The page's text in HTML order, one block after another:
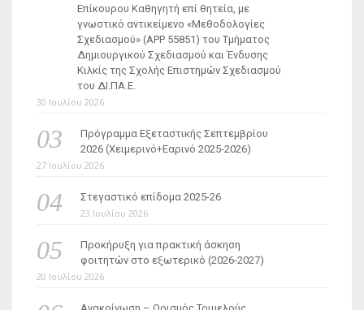
Επίκουρου Καθηγητή επί θητεία, με
γνωστικό αντικείμενο «Μεθοδολογίες
Σχεδιασμού» (ΑΡΡ 55851) του Τμήματος
Δημιουργικού Σχεδιασμού και Ένδυσης
Κιλκίς της Σχολής Επιστημών Σχεδιασμού
του ΔΙ.ΠΑ.Ε.
30 Ιουλίου 2026
Πρόγραμμα Εξεταστικής Σεπτεμβρίου
2026 (Χειμερινό+Εαρινό 2025-2026)
27 Ιουλίου 2026
Στεγαστικό επίδομα 2025-26
23 Ιουλίου 2026
Προκήρυξη για πρακτική άσκηση
φοιτητών στο εξωτερικό (2026-2027)
20 Ιουλίου 2026